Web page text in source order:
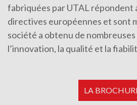
fabriquées par UTAL répondent
directives européennes et sont
société a obtenu de
l’innovation, la qualité et la
​LA